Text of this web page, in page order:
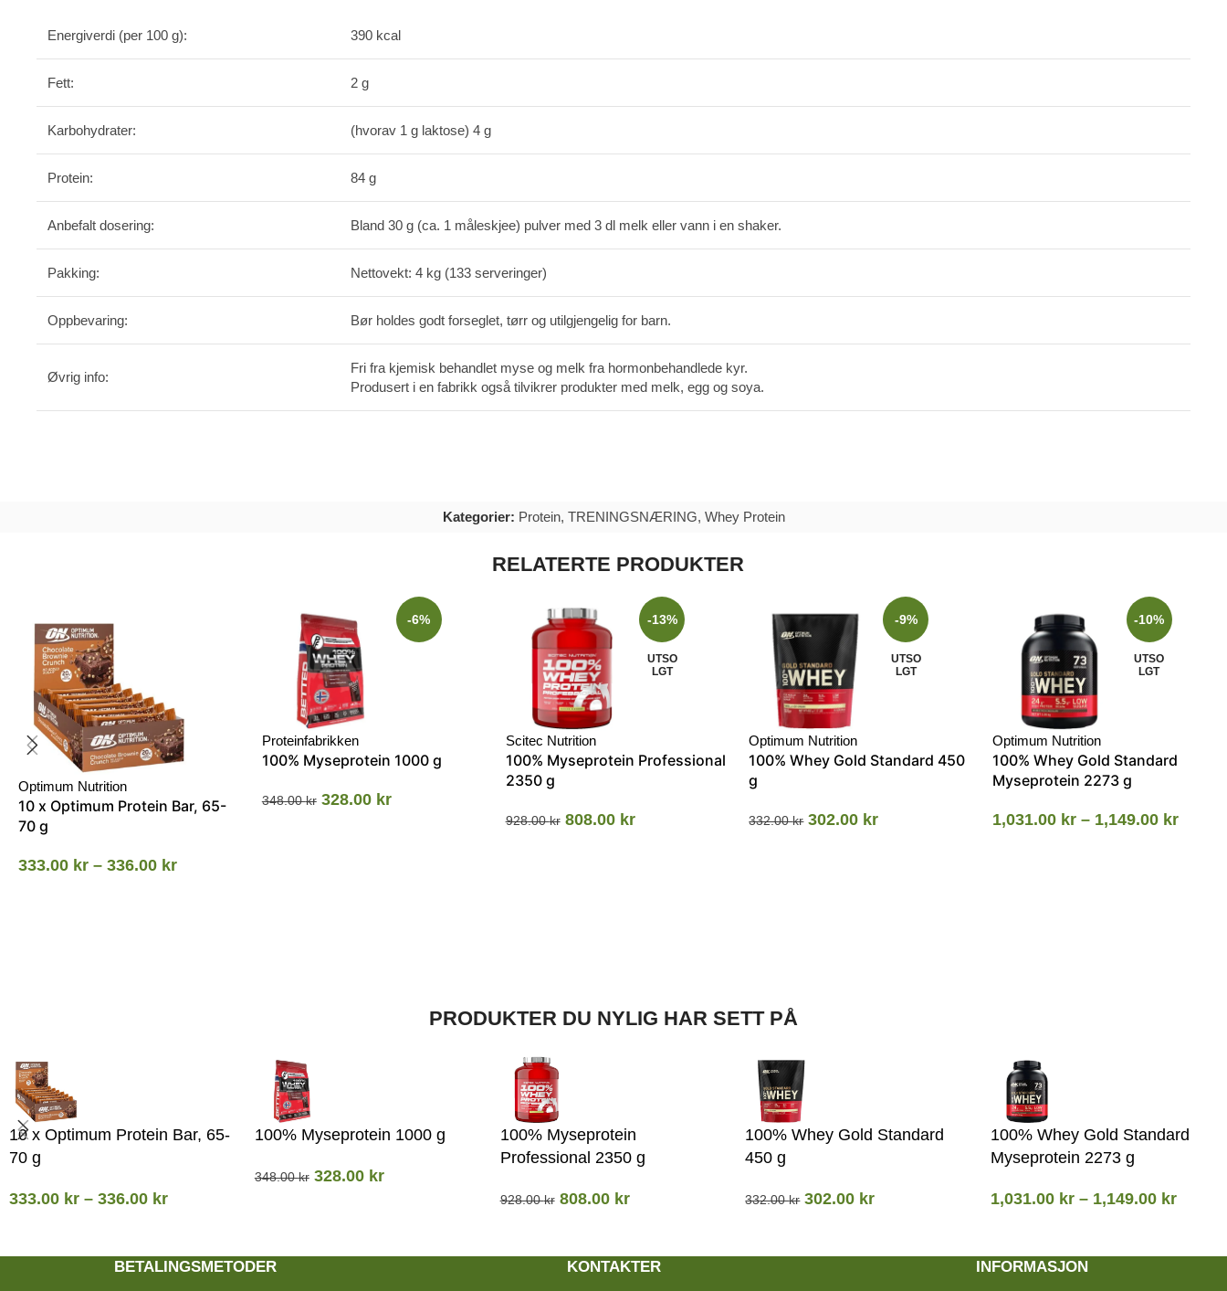
Energiverdi (per 100 g): 390 kcal
Fett: 2 g
Karbohydrater: (hvorav 1 g laktose) 4 g
Protein: 84 g
Anbefalt dosering: Bland 30 g (ca. 1 måleskjee) pulver med 3 dl melk eller vann i en shaker.
Pakking: Nettovekt: 4 kg (133 serveringer)
Oppbevaring: Bør holdes godt forseglet, tørr og utilgjengelig for barn.
Øvrig info:
Fri fra kjemisk behandlet myse og melk fra hormonbehandlede kyr.
Produsert i en fabrikk også tilvikrer produkter med melk, egg og soya.
Kategorier: Protein, TRENINGSNÆRING, Whey Protein
RELATERTE PRODUKTER
Optimum Nutrition
10 x Optimum Protein Bar, 65-
70 g
333.00 kr – 336.00 kr
-6%
Proteinfabrikken
100% Myseprotein 1000 g
348.00kr 328.00 kr
-13%
UTSO
LGT
Scitec Nutrition
100% Myseprotein Professional
2350 g
928.00kr 808.00 kr
-9%
UTSO
LGT
Optimum Nutrition
100% Whey Gold Standard 450
g
332.00kr 302.00 kr
-10%
UTSO
LGT
Optimum Nutrition
100% Whey Gold Standard
Myseprotein 2273 g
1,031.00 kr – 1,149.00 kr
PRODUKTER DU NYLIG HAR SETT PÅ
10 x Optimum Protein Bar, 65-
70 g
333.00 kr – 336.00 kr
100% Myseprotein 1000 g
348.00kr 328.00 kr
100% Myseprotein
Professional 2350 g
928.00kr 808.00 kr
100% Whey Gold Standard
450 g
332.00kr 302.00 kr
100% Whey Gold Standard
Myseprotein 2273 g
1,031.00 kr – 1,149.00 kr
BETALINGSMETODER KONTAKTER INFORMASJON